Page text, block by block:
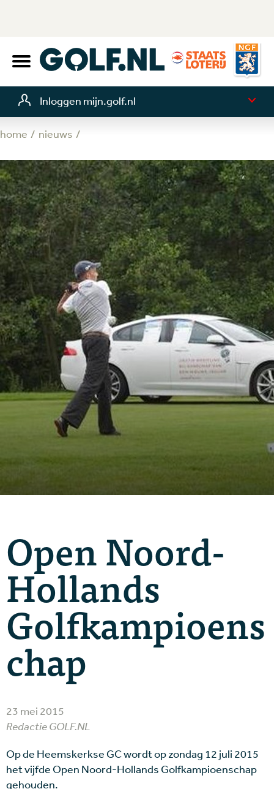
Inloggen mijn.golf.nl
home nieuws
Open Noord-
Hollands
Golfkampioens
chap
23 mei 2015
Redactie GOLF.NL
Op de Heemskerkse GC wordt op zondag 12 juli 2015
het vijfde Open Noord-Hollands Golfkampioenschap
gehouden.